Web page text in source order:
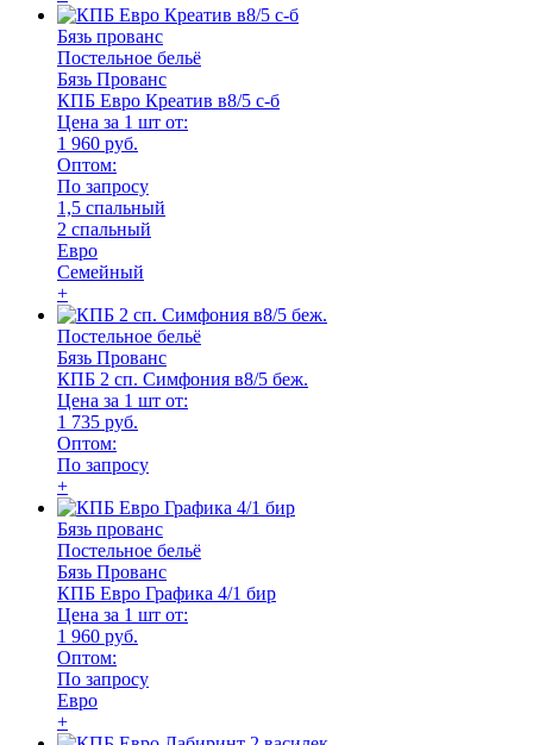
Бязь прованс
Постельное бельё
Бязь Прованс
КПБ Евро Креатив в8/5 с-б
Цена за 1 шт от:
1 960 руб.
Оптом:
По запросу
1,5 спальный
2 спальный
Евро
Семейный
+
Постельное бельё
Бязь Прованс
КПБ 2 сп. Симфония в8/5 беж.
Цена за 1 шт от:
1 735 руб.
Оптом:
По запросу
+
Бязь прованс
Постельное бельё
Бязь Прованс
КПБ Евро Графика 4/1 бир
Цена за 1 шт от:
1 960 руб.
Оптом:
По запросу
Евро
+